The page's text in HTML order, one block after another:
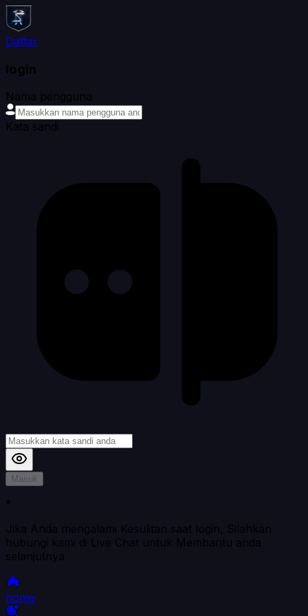
Daftar
login
Nama pengguna
Kata sandi
Masuk
*
Jika Anda mengalami Kesulitan saat login, Silahkan
hubungi kami di Live Chat untuk Membantu anda
selanjutnya
home